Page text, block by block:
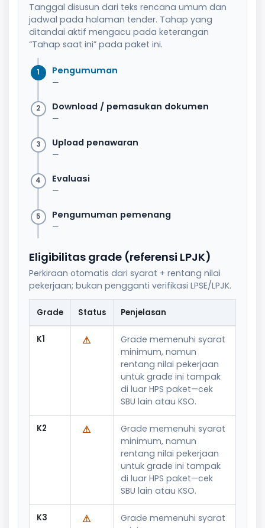
Tanggal disusun dari teks rencana umum dan
jadwal pada halaman tender. Tahap yang
ditandai aktif mengacu pada keterangan
“Tahap saat ini” pada paket ini.
1 Pengumuman
—
2 Download / pemasukan dokumen
—
3 Upload penawaran
—
4 Evaluasi
—
5 Pengumuman pemenang
—
Eligibilitas grade (referensi LPJK)
Perkiraan otomatis dari syarat + rentang nilai
pekerjaan; bukan pengganti verifikasi LPSE/LPJK.
Grade Status Penjelasan
K1 ⚠
Grade memenuhi syarat
minimum, namun
rentang nilai pekerjaan
untuk grade ini tampak
di luar HPS paket—cek
SBU lain atau KSO.
K2 ⚠
Grade memenuhi syarat
minimum, namun
rentang nilai pekerjaan
untuk grade ini tampak
di luar HPS paket—cek
SBU lain atau KSO.
K3 ⚠
Grade memenuhi syarat